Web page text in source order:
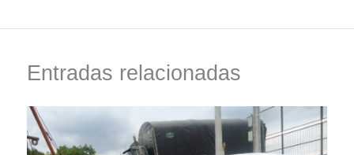
Entradas relacionadas